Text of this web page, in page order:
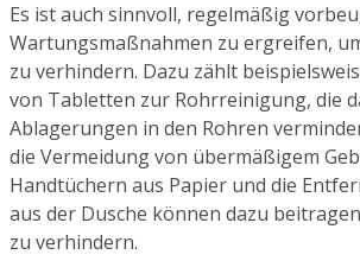
Es ist auch sinnvoll, regelmäßig
Wartungsmaßnahmen zu ergreifen,
zu verhindern. Dazu zählt
von Tabletten zur Rohrreinigung, die
Ablagerungen in den Rohren
die Vermeidung von übermäßigem
Handtüchern aus Papier und die
aus der Dusche können dazu
zu verhindern.